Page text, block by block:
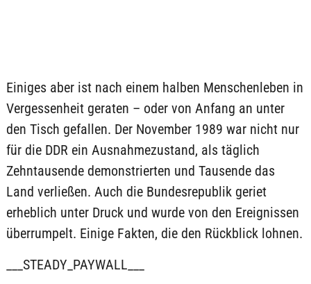
Einiges aber ist nach einem halben Menschenleben in
Vergessenheit geraten – oder von Anfang an unter
den Tisch gefallen. Der November 1989 war nicht nur
für die DDR ein Ausnahmezustand, als täglich
Zehntausende demonstrierten und Tausende das
Land verließen. Auch die Bundesrepublik geriet
erheblich unter Druck und wurde von den Ereignissen
überrumpelt. Einige Fakten, die den Rückblick lohnen.
___STEADY_PAYWALL___